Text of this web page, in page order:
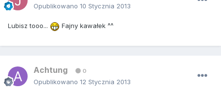
Opublikowano 10 Stycznia 2013
Lubisz tooo... Fajny kawałek ^^
Achtung 0
Opublikowano 12 Stycznia 2013